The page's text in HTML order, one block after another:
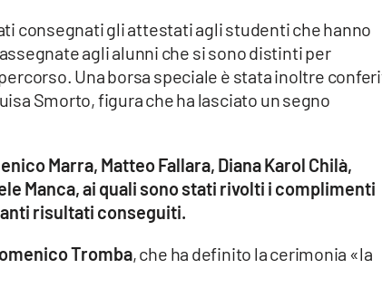
consegnati gli attestati agli studenti che hanno
agli alunni che si sono distinti per
Una borsa speciale è stata inoltre
Smorto, figura che ha lasciato un segno
Marra, Matteo Fallara, Diana Karol Chilà,
Manca, ai quali sono stati rivolti i complimenti
risultati conseguiti.
Tromba, che ha definito la cerimonia «la